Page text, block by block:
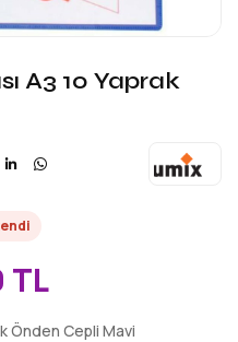
A3 10 Yaprak
TL
Önden Cepli Mavi